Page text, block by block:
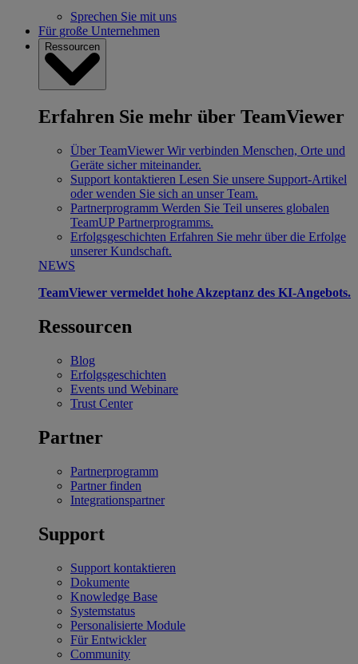
Sprechen Sie mit uns
Für große Unternehmen
Ressourcen
Erfahren Sie mehr über TeamViewer
Über TeamViewer Wir verbinden Menschen, Orte und
Geräte sicher miteinander.
Support kontaktieren Lesen Sie unsere Support-Artikel
oder wenden Sie sich an unser Team.
Partnerprogramm Werden Sie Teil unseres globalen
TeamUP Partnerprogramms.
Erfolgsgeschichten Erfahren Sie mehr über die Erfolge
unserer Kundschaft.
NEWS
TeamViewer vermeldet hohe Akzeptanz des KI-Angebots.
Ressourcen
Blog
Erfolgsgeschichten
Events und Webinare
Trust Center
Partner
Partnerprogramm
Partner finden
Integrationspartner
Support
Support kontaktieren
Dokumente
Knowledge Base
Systemstatus
Personalisierte Module
Für Entwickler
Community